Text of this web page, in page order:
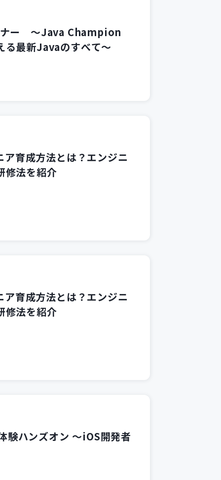
ナー ～Java Champion
る最新Javaのすべて～
育成方法とは？エンジニ
修法を紹介
育成方法とは？エンジニ
修法を紹介
ハンズオン 〜iOS開発者